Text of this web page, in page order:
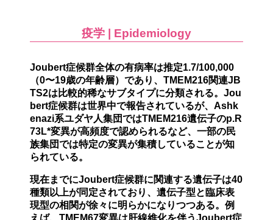
疫学 | Epidemiology
Joubert症候群全体の有病率は推定1.7/100,000
（0〜19歳の年齢層）であり、TMEM216関連JB
TS2は比較的稀なサブタイプに分類される。Jou
bert症候群は世界中で報告されているが、 Ashk
enazi系ユダヤ人集団ではTMEM216遺伝子のp.R
73L*変異が高頻度で認められるなど、一部の民
族集団では特定の変異が集積していることが知
られている。
現在までにJoubert症候群に関連する遺伝子は40
種類以上が同定されており、遺伝子型と臨床表
現型の相関が徐々に明らかになりつつある。例
えば、 TMEM67変異は肝線維化を伴うJoubert症